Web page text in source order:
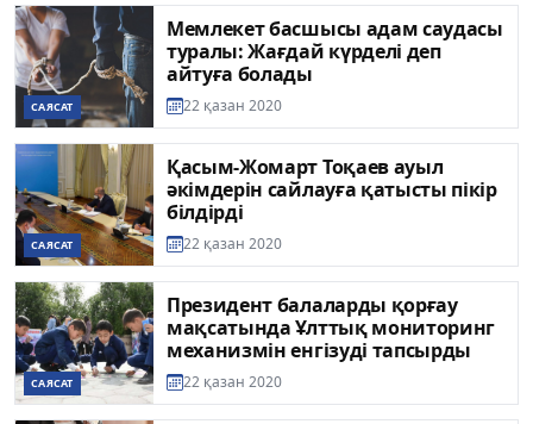
САЯСАТ
Мемлекет басшысы адам саудасы
туралы: Жағдай күрделі деп
айтуға болады
22 қазан 2020
САЯСАТ
Қасым-Жомарт Тоқаев ауыл
әкімдерін сайлауға қатысты пікір
білдірді
22 қазан 2020
САЯСАТ
Президент балаларды қорғау
мақсатында Ұлттық мониторинг
механизмін енгізуді тапсырды
22 қазан 2020